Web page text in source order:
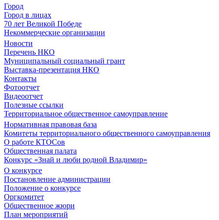
Город
Город в лицах
70 лет Великой Победе
Некоммерческие организации
Новости
Перечень НКО
Муниципальный социальный грант
Выставка-презентация НКО
Контакты
Фотоотчет
Видеоотчет
Полезные ссылки
Территориальное общественное самоуправление
Нормативная правовая база
Комитеты территориального общественного самоуправления
О работе КТОСов
Общественная палата
Конкурс «Знай и люби родной Владимир»
О конкурсе
Постановление администрации
Положение о конкурсе
Оргкомитет
Общественное жюри
План мероприятий